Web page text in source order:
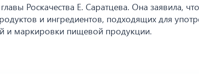
Роскачества Е. Саратцева. Она заявила,
и ингредиентов, подходящих для
и маркировки пищевой продукции.